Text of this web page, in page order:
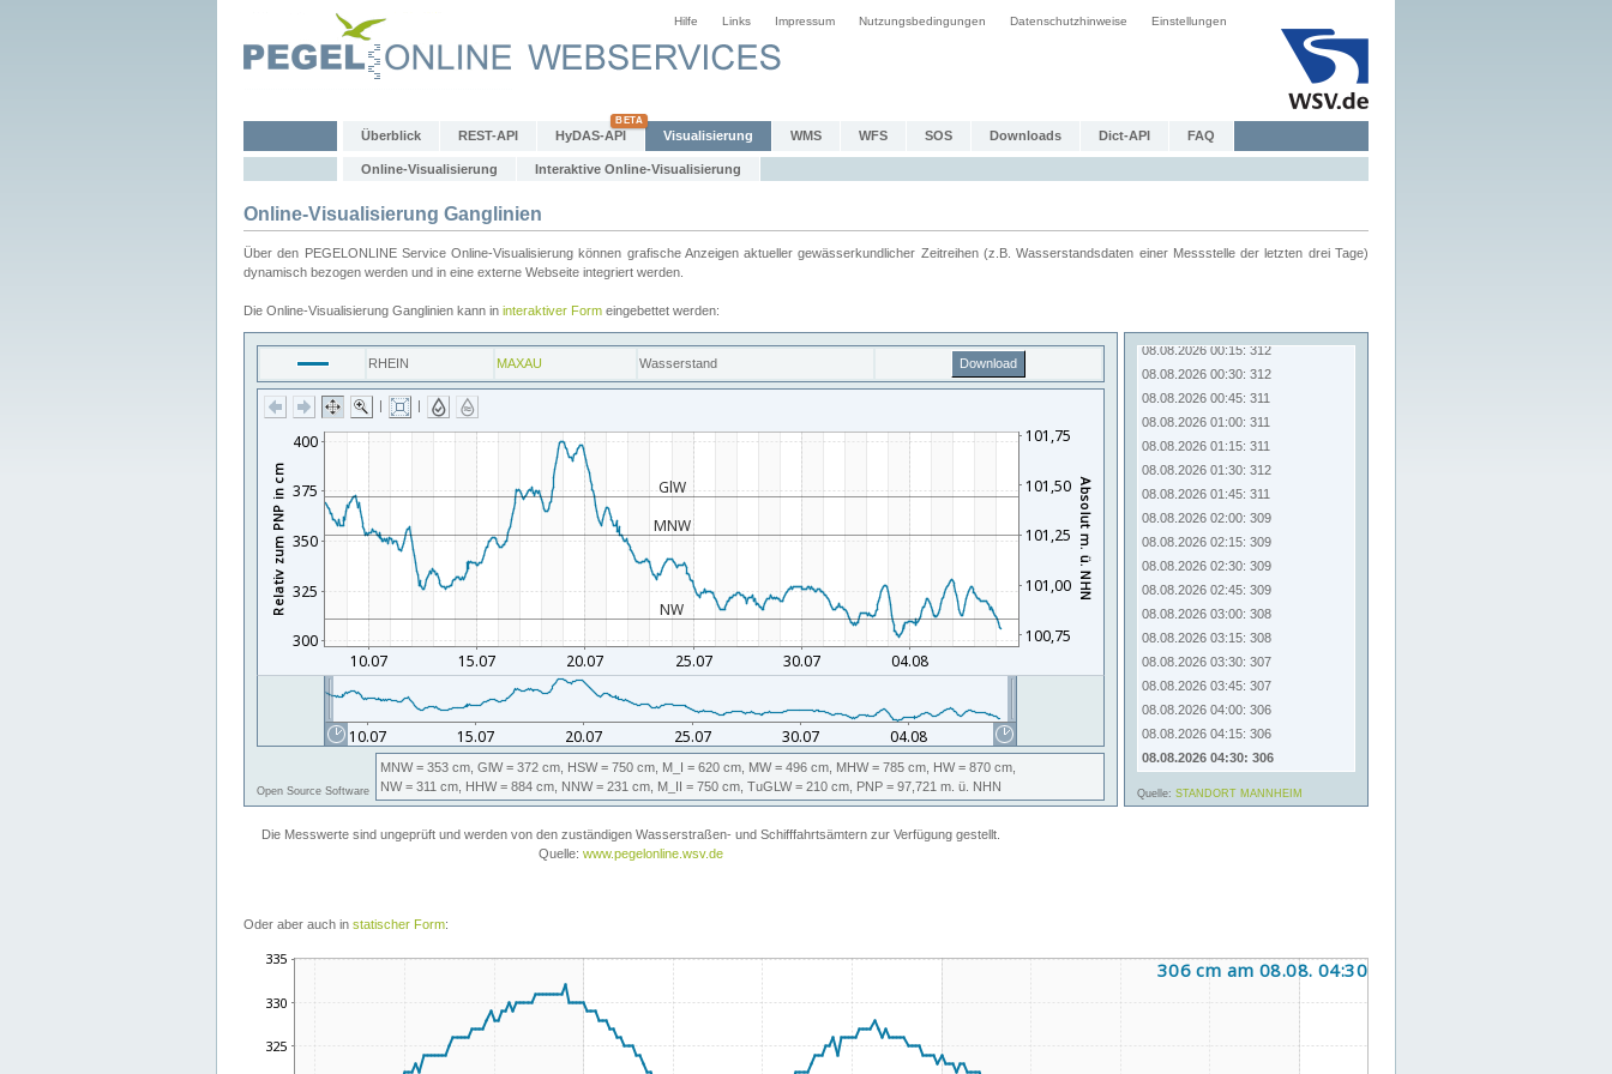
Hilfe Links Impressum Nutzungsbedingungen Datenschutzhinweise Einstellungen
Überblick REST-API HyDAS-API Visualisierung WMS WFS SOS Downloads Dict-API FAQ
Online-Visualisierung Interaktive Online-Visualisierung
Online-Visualisierung Ganglinien
Über den PEGELONLINE Service Online-Visualisierung können grafische Anzeigen aktueller gewässerkundlicher Zeitreihen (z.B. Wasserstandsdaten einer Messstelle der letzten drei Tage)
dynamisch bezogen werden und in eine externe Webseite integriert werden.
Die Online-Visualisierung Ganglinien kann in interaktiver Form eingebettet werden:
Oder aber auch in statischer Form: